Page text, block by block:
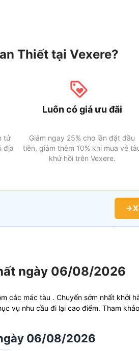
Thiết tại Vexere?
tử
địa
Luôn có giá ưu đãi
Giảm ngay 25% cho lần đặt đầu
tiên, giảm thêm 10% khi mua vé
khứ hồi trên Vexere.
ngày 06/08/2026
các mác tàu . Chuyến sớm nhất khởi
vụ nhu cầu đi lại cao điểm. Tham
06/08/2026